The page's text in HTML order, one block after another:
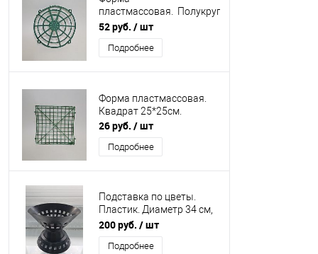
пластмассовая. Полукруг
выпуклый. Форма-
каркас пластмассовая
для искусственных
52 руб. / шт
Подробнее
Форма пластмассовая.
Квадрат 25*25см.
26 руб. / шт
Подробнее
Подставка по цветы.
Пластик. Диаметр 34 см,
высота 29 см.
200 руб. / шт
Подробнее